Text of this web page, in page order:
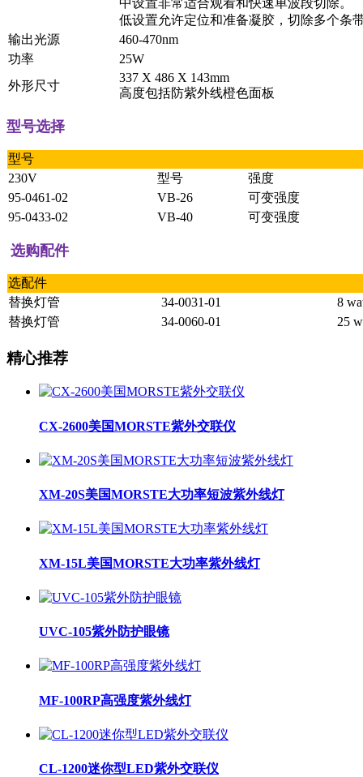
低设置允许定位和准备凝胶，切除多个条
输出光源
460-470nm
功率
25W
外形尺寸
337 X 486 X 143mm
高度包括防紫外线橙色面板
型号选择
型号
230V
型号
强度
95-0461-02
VB-26
可变强度
95-0433-02
VB-40 可变强度
选购配件
选配件
替换灯管
34-0031-01
8
替换灯管
34-0060-01 25
精心推荐
CX-2600美国MORSTE紫外交联仪
XM-20S美国MORSTE大功率短波紫外线灯
XM-15L美国MORSTE大功率紫外线灯
UVC-105紫外防护眼镜
MF-100RP高强度紫外线灯
CL-1200迷你型LED紫外交联仪